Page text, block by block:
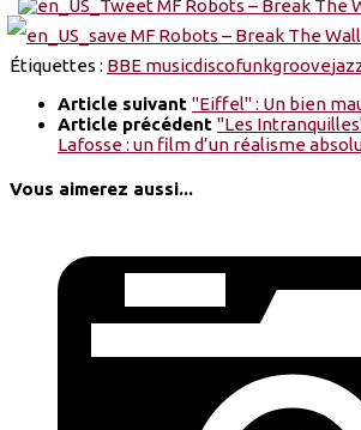
Étiquettes : BBE musicdiscofunkgroove
Article suivant "Eiffel" : Un bien
Article précédent "Les
Lafosse : un film d’un réalisme
Vous aimerez aussi...